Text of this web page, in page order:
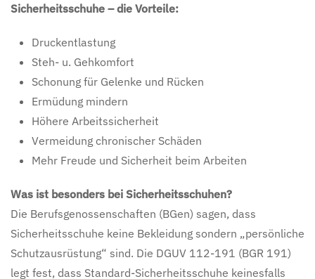
Sicherheitsschuhe – die Vorteile:
Druckentlastung
Steh- u. Gehkomfort
Schonung für Gelenke und Rücken
Ermüdung mindern
Höhere Arbeitssicherheit
Vermeidung chronischer Schäden
Mehr Freude und Sicherheit beim Arbeiten
Was ist besonders bei Sicherheitsschuhen?
Die Berufsgenossenschaften (BGen) sagen, dass
Sicherheitsschuhe keine Bekleidung sondern „persönliche
Schutzausrüstung“ sind. Die DGUV 112-191 (BGR 191)
legt fest, dass Standard-Sicherheitsschuhe keinesfalls